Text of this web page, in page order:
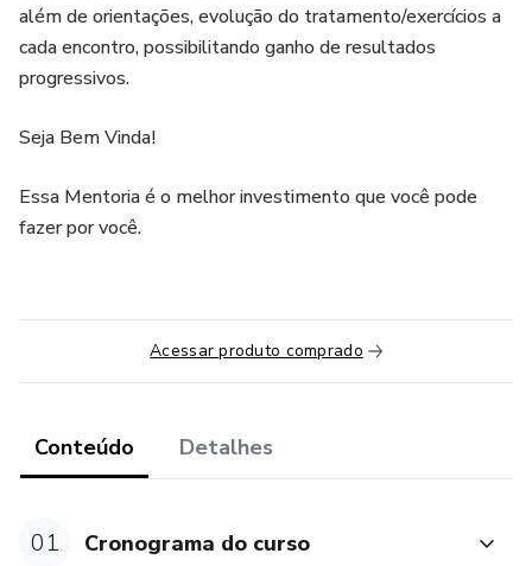
além de orientações, evolução do tratamento/exercícios a
cada encontro, possibilitando ganho de resultados
progressivos.
Seja Bem Vinda!
Essa Mentoria é o melhor investimento que você pode
fazer por você.
Acessar produto comprado
Conteúdo Detalhes
01 Cronograma do curso